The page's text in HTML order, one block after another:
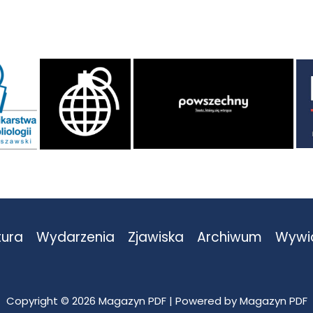
Wydarzenia Zjawiska Archiwum
Copyright © 2026 Magazyn PDF | Powered by Magazyn PDF